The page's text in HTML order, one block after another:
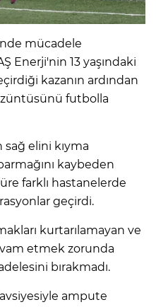
mücadele
Enerji'nin 13 yaşındaki
kazanın ardından
futbolla
sağ elini kıyma
kaybeden
farklı hastanelerde
geçirdi.
kurtarılamayan ve
etmek zorunda
bırakmadı.
ampute